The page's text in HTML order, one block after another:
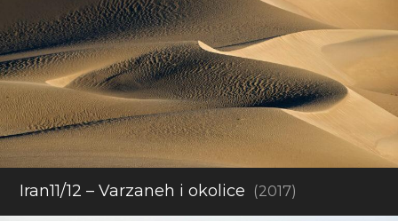
Iran11/12 – Varzaneh i okolice (2017)